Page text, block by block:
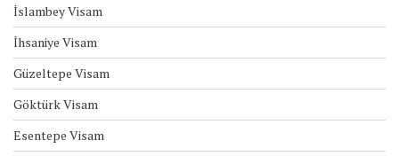
İslambey Visam
İhsaniye Visam
Güzeltepe Visam
Göktürk Visam
Esentepe Visam